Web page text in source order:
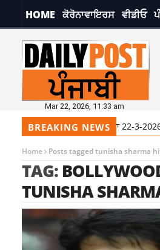
HOME ਕੋਰੋਨਾਵਾਇਰਸ ਵੀਡੀਓ
Mar 22, 2026, 11:33 am
BREAKING NEWS
ਸਾਹਿਬ ਤੋਂ ਅੱਜ ਦਾ ਹੁਕਮਨਾਮਾ 22-3-2026
Home Posts tagged tunisha sharma
TAG:
TUNISHA